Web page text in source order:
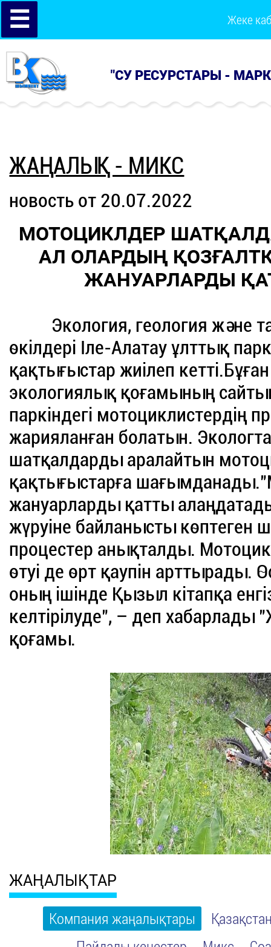
☰ Жеке
"СУ РЕСУРСТАРЫ -
ЖАҢАЛЫҚ - МИКС
новость от 20.07.2022
МОТОЦИКЛДЕР
АЛ ОЛАРДЫҢ
ЖАНУАРЛАРДЫ
Экология, геология және
өкілдері Іле-Алатау ұлттық
қақтығыстар жиілеп
экологиялық қоғамының
паркіндегі мотоциклистердің
жарияланған болатын.
шатқалдарды аралайтын
қақтығыстарға
жануарларды қатты
жүруіне байланысты көптеген
процестер анықталды.
өтуі де өрт қаупін
оның ішінде Қызыл кітапқа
келтірілуде", – деп
қоғамы.
ЖАҢАЛЫҚТАР
Компания жаңалықтары